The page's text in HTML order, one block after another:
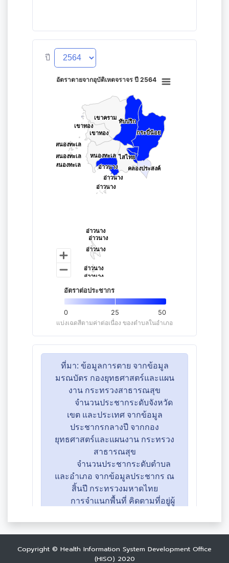
Copyright © Health Information System Development Office
(HISO) 2020